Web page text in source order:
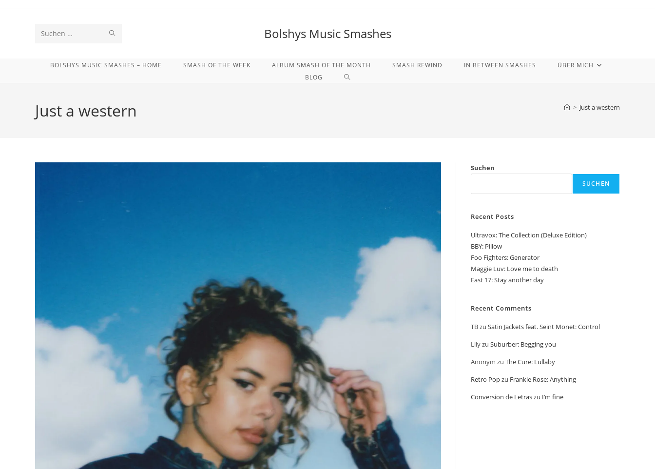
Diese Bolshys Music Smashes
BOLSHYS MUSIC SMASHES – HOME SMASH OF THE WEEK ALBUM SMASH OF THE MONTH SMASH REWIND IN BETWEEN SMASHES
ÜBER MICH
BLOG
WEBSITE-
SUCHE
Just a western > Just a western
Suchen
SUCHEN
Recent Posts
Ultravox: The Collection (Deluxe Edition)
BBY: Pillow
Foo Fighters: Generator
Maggie Luv: Love me to death
East 17: Stay another day
Recent Comments
TBzu Satin Jackets feat. Seint Monet: Control
Lilyzu Suburber: Begging you
Anonym zu The Cure: Lullaby
Retro Popzu Frankie Rose: Anything
Conversion de Letraszu I’m fine